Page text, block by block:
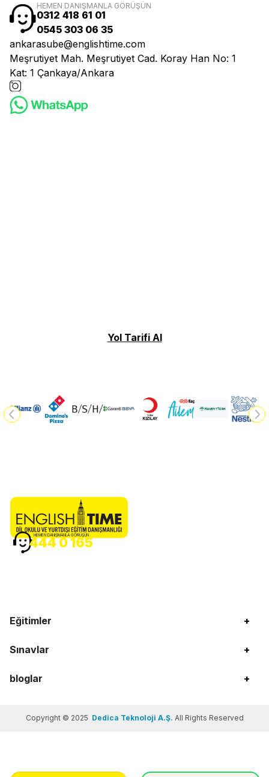
HEMEN DANIŞMANLA GÖRÜŞÜN
0312 418 61 01
0545 303 06 35
ankarasube@englishtime.com
Meşrutiyet Mah. Meşrutiyet Cad. Koray Han No: 1
Kat: 1 Çankaya/Ankara
Yol Tarifi Al
Eğitimler +
Sınavlar +
bloglar +
HEMEN DANIŞMANLA GÖRÜŞÜN
444 0 165
Copyright © 2025 Dedica Teknoloji A.Ş. All Rights Reserved